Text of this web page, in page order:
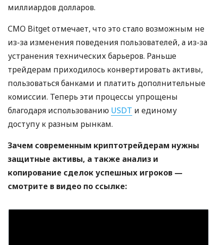
миллиардов долларов.
СМО Bitget отмечает, что это стало возможным не
из-за изменения поведения пользователей, а из-за
устранения технических барьеров. Раньше
трейдерам приходилось конвертировать активы,
пользоваться банками и платить дополнительные
комиссии. Теперь эти процессы упрощены
благодаря использованию USDT и единому
доступу к разным рынкам.
Зачем современным криптотрейдерам нужны
защитные активы, а также анализ и
копирование сделок успешных игроков —
смотрите в видео по ссылке: